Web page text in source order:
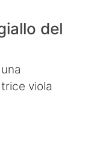
del
viola